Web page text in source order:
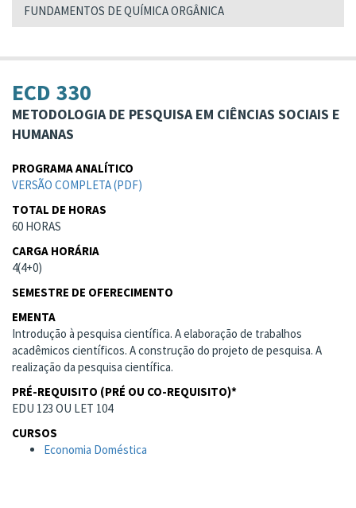
FUNDAMENTOS DE QUÍMICA ORGÂNICA
ECD 330
METODOLOGIA DE PESQUISA EM CIÊNCIAS SOCIAIS E
HUMANAS
PROGRAMA ANALÍTICO
VERSÃO COMPLETA (PDF)
TOTAL DE HORAS
60 HORAS
CARGA HORÁRIA
4(4+0)
SEMESTRE DE OFERECIMENTO
EMENTA
Introdução à pesquisa científica. A elaboração de trabalhos
acadêmicos científicos. A construção do projeto de pesquisa. A
realização da pesquisa científica.
PRÉ-REQUISITO (PRÉ OU CO-REQUISITO)*
EDU 123 OU LET 104
CURSOS
Economia Doméstica